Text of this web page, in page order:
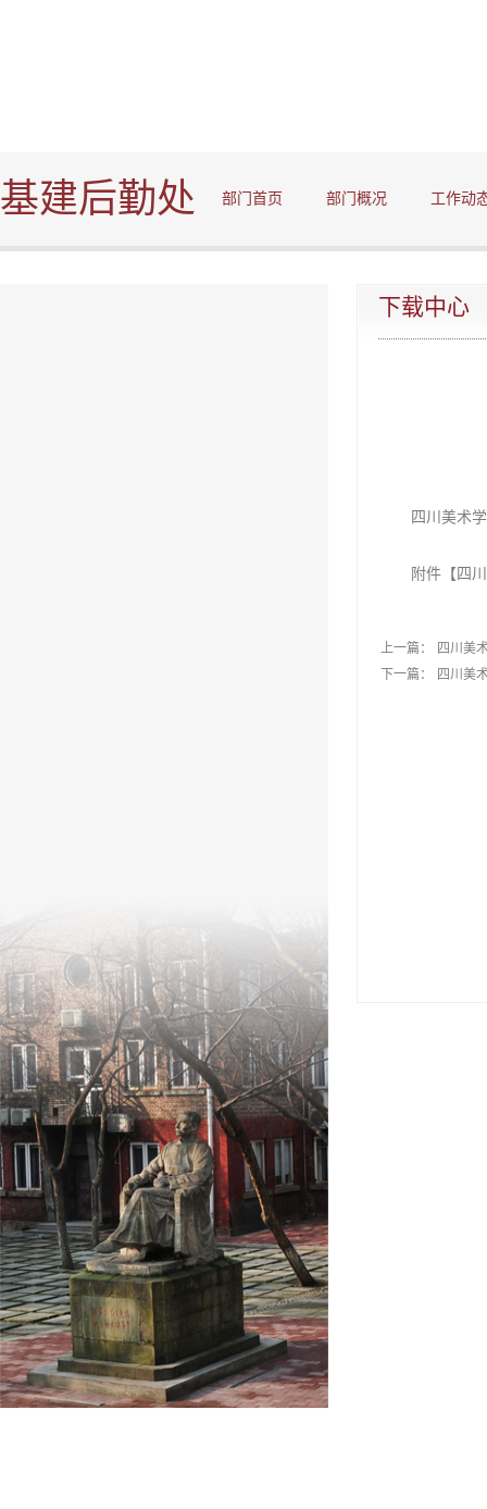
基建后勤处 部门首页 部门概况 工作动
下载中心
四川美术
附件【 四
上一篇：
四川美
下一篇：
四川美